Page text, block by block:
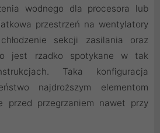
wodnego dla procesora lub
przestrzeń na wentylatory
sekcji zasilania oraz
jest rzadko spotykane w tak
Taka konfiguracja
najdroższym elementom
przed przegrzaniem nawet przy